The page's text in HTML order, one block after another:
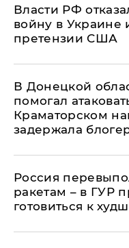
Власти РФ
войну в Украине
претензии США
В Донецкой
помогал
Краматорском
задержала
Россия
ракетам – в ГУР
готовиться к